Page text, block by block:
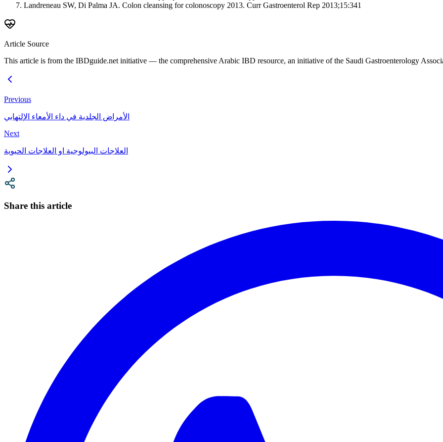
Landreneau SW, Di Palma JA. Colon cleansing for colonoscopy 2013. Curr Gastroenterol Rep 2013;15:341
Article Source
This article is from the IBDguide.net initiative — the comprehensive Arabic IBD resource, an initiative of the Saudi Gastroenterology
Previous
الأمراض الجلدية في داء الأمعاء الإلتهابي
Next
العلاجات البيولوجية او العلاجات الحيوية
Share this article